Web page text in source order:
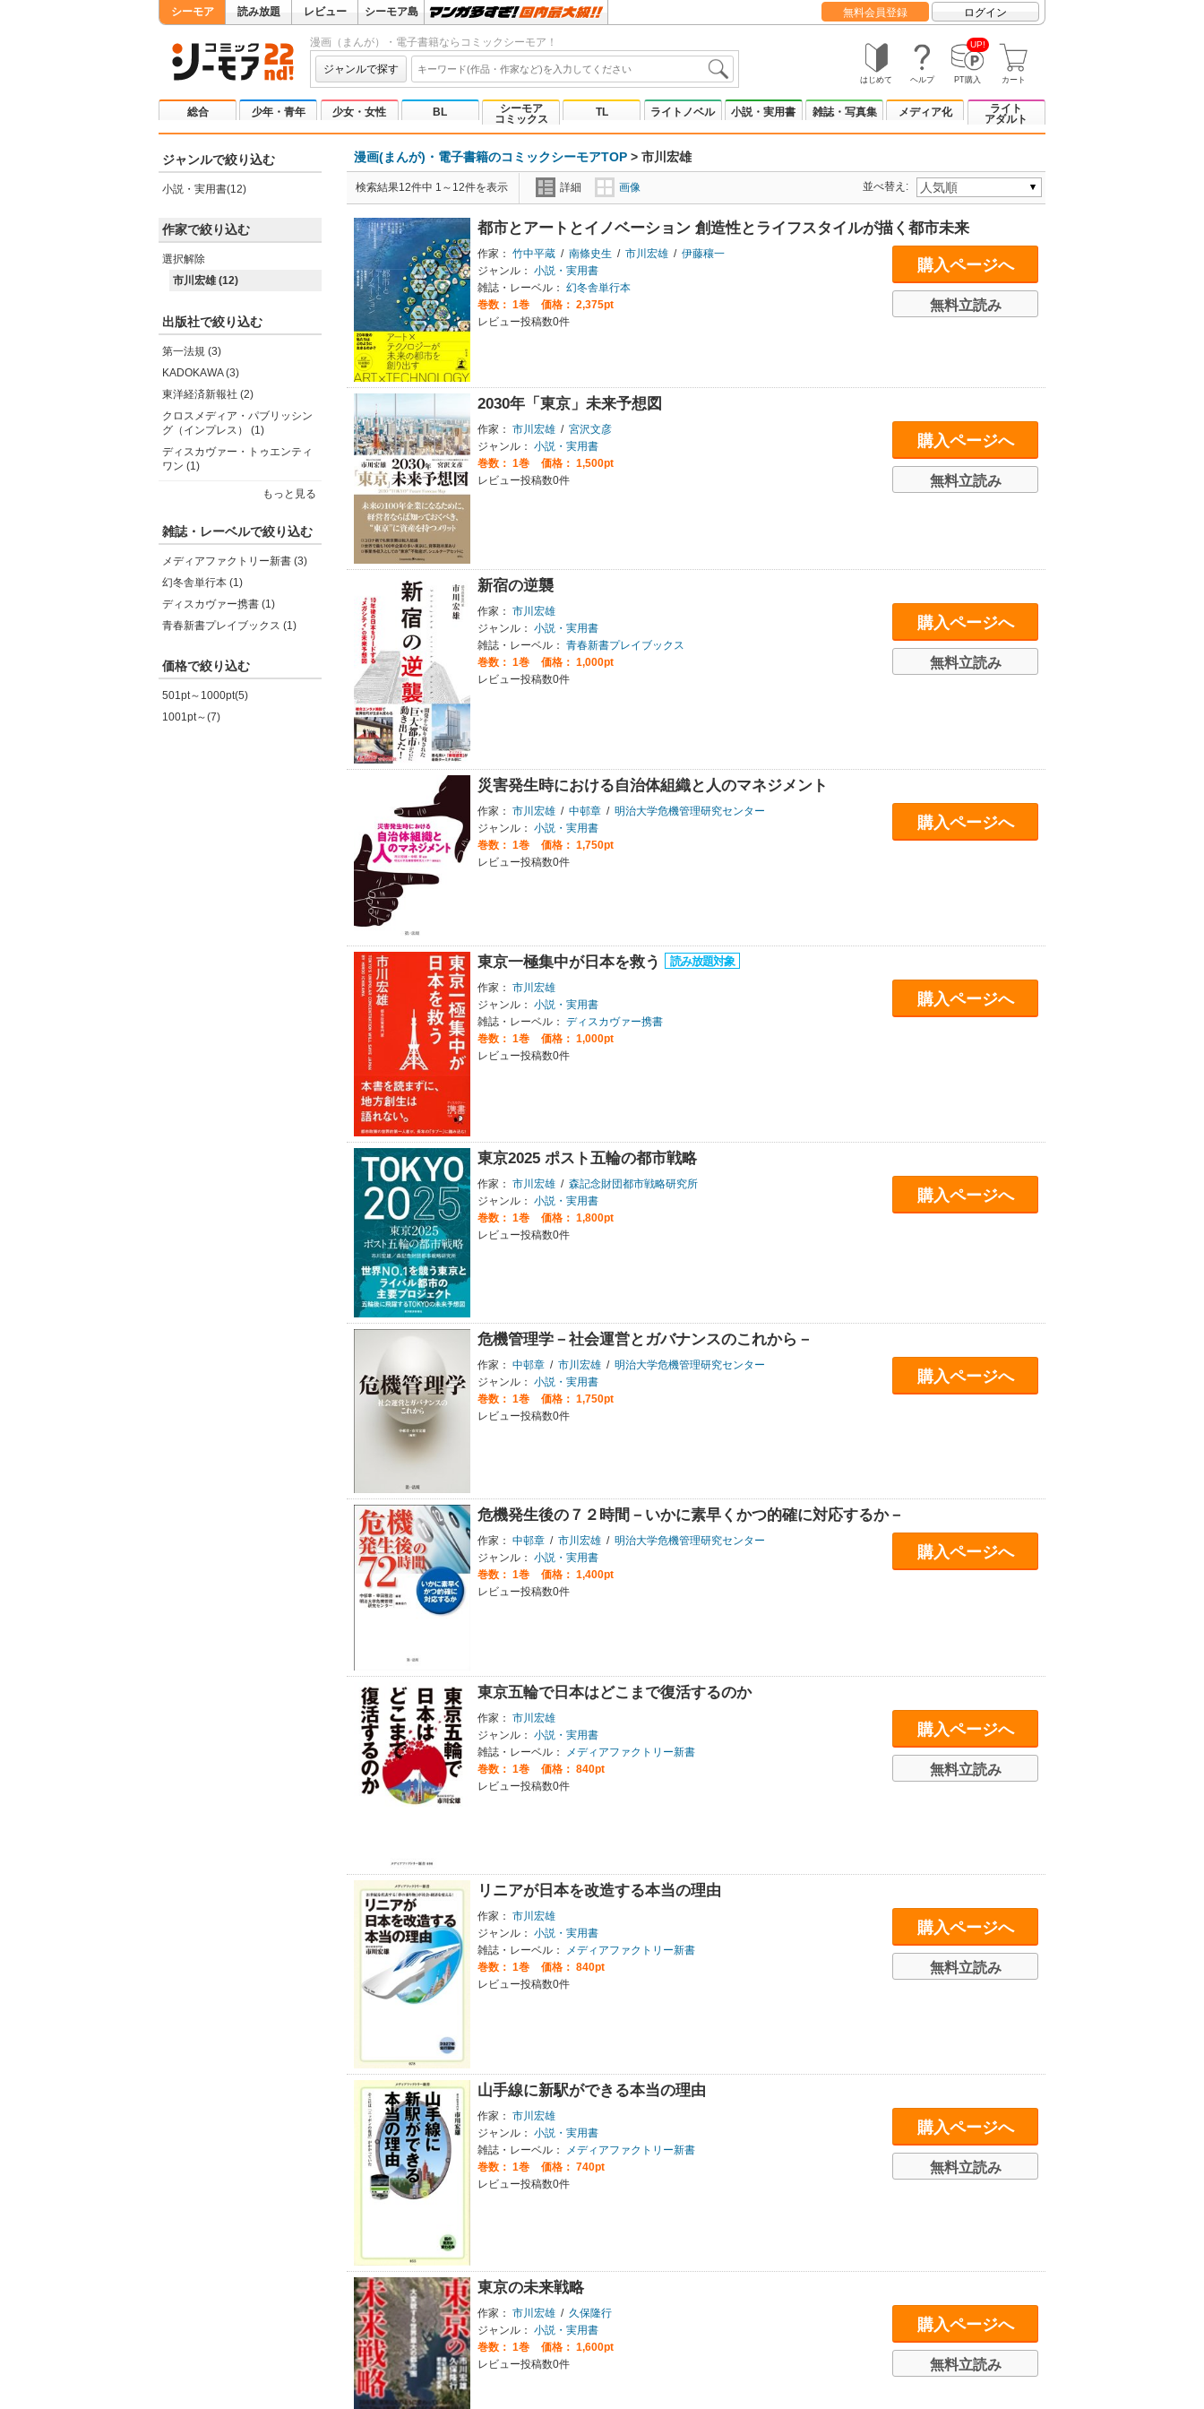
シーモア 読み放題 レビュー シーモア島 無料会員登録 ログイン
漫画（まんが）・電子書籍ならコミックシーモア！
ジャンルで探す
はじめて ヘルプ
UP!
PT購入 カート
総合 少年・青年 少女・女性 BL
シーモア
コミックス
TL ライトノベル 小説・実用書 雑誌・写真集 メディア化
ライト
アダルト
ジャンルで絞り込む
小説・実用書(12)
作家で絞り込む
選択解除
市川宏雄 (12)
出版社で絞り込む
第一法規 (3)
KADOKAWA (3)
東洋経済新報社 (2)
クロスメディア・パブリッシン
グ（インプレス） (1)
ディスカヴァー・トゥエンティ
ワン (1)
もっと見る
雑誌・レーベルで絞り込む
メディアファクトリー新書 (3)
幻冬舎単行本 (1)
ディスカヴァー携書 (1)
青春新書プレイブックス (1)
価格で絞り込む
501pt～1000pt(5)
1001pt～(7)
漫画(まんが)・電子書籍のコミックシーモアTOP > 市川宏雄
検索結果12件中 1～12件を表示 詳細 画像 並べ替え:
都市とアートとイノベーション 創造性とライフスタイルが描く都市未来
作家： 竹中平蔵 / 南條史生 / 市川宏雄 / 伊藤穰一
ジャンル： 小説・実用書
雑誌・レーベル： 幻冬舎単行本
巻数： 1巻
価格： 2,375pt
レビュー投稿数0件
購入ページへ
無料立読み
2030年「東京」未来予想図
作家： 市川宏雄 / 宮沢文彦
ジャンル： 小説・実用書
巻数： 1巻
価格： 1,500pt
レビュー投稿数0件
購入ページへ
無料立読み
新宿の逆襲
作家： 市川宏雄
ジャンル： 小説・実用書
雑誌・レーベル： 青春新書プレイブックス
巻数： 1巻
価格： 1,000pt
レビュー投稿数0件
購入ページへ
無料立読み
災害発生時における自治体組織と人のマネジメント
作家： 市川宏雄 / 中邨章 / 明治大学危機管理研究センター
ジャンル： 小説・実用書
巻数： 1巻
価格： 1,750pt
レビュー投稿数0件
購入ページへ
東京一極集中が日本を救う
作家： 市川宏雄
ジャンル： 小説・実用書
雑誌・レーベル： ディスカヴァー携書
巻数： 1巻
価格： 1,000pt
レビュー投稿数0件
購入ページへ
東京2025 ポスト五輪の都市戦略
作家： 市川宏雄 / 森記念財団都市戦略研究所
ジャンル： 小説・実用書
巻数： 1巻
価格： 1,800pt
レビュー投稿数0件
購入ページへ
危機管理学－社会運営とガバナンスのこれから－
作家： 中邨章 / 市川宏雄 / 明治大学危機管理研究センター
ジャンル： 小説・実用書
巻数： 1巻
価格： 1,750pt
レビュー投稿数0件
購入ページへ
危機発生後の７２時間－いかに素早くかつ的確に対応するか－
作家： 中邨章 / 市川宏雄 / 明治大学危機管理研究センター
ジャンル： 小説・実用書
巻数： 1巻
価格： 1,400pt
レビュー投稿数0件
購入ページへ
東京五輪で日本はどこまで復活するのか
作家： 市川宏雄
ジャンル： 小説・実用書
雑誌・レーベル：
メディアファクトリー新書
巻数： 1巻
価格： 840pt
レビュー投稿数0件
購入ページへ
無料立読み
リニアが日本を改造する本当の理由
作家： 市川宏雄
ジャンル： 小説・実用書
雑誌・レーベル：
メディアファクトリー新書
巻数： 1巻
価格： 840pt
レビュー投稿数0件
購入ページへ
無料立読み
山手線に新駅ができる本当の理由
作家： 市川宏雄
ジャンル： 小説・実用書
雑誌・レーベル：
メディアファクトリー新書
巻数： 1巻
価格： 740pt
レビュー投稿数0件
購入ページへ
無料立読み
東京の未来戦略
作家： 市川宏雄 / 久保隆行
ジャンル： 小説・実用書
巻数： 1巻
価格： 1,600pt
レビュー投稿数0件
購入ページへ
無料立読み